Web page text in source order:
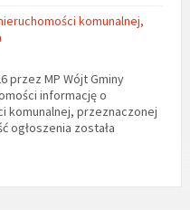
komunalnej,
przez MP Wójt Gminy
informację o
komunalnej, przeznaczonej
ogłoszenia została